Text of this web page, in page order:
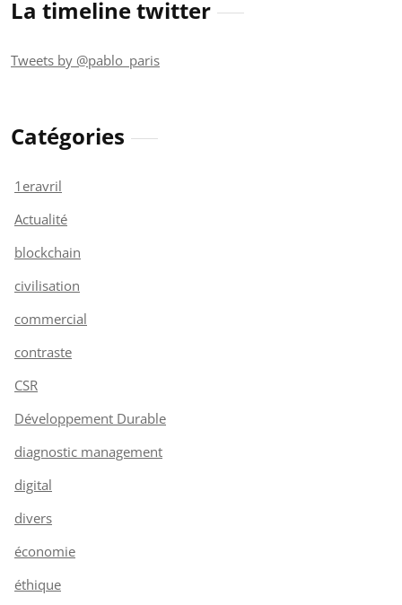
La timeline twitter
Tweets by @pablo_paris
Catégories
1eravril
Actualité
blockchain
civilisation
commercial
contraste
CSR
Développement Durable
diagnostic management
digital
divers
économie
éthique